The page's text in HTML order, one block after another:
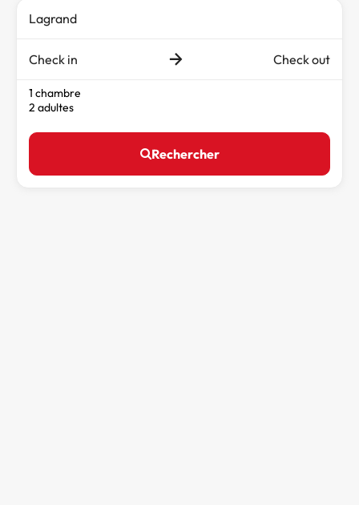
Check in Check out
1 chambre
2 adultes
Rechercher